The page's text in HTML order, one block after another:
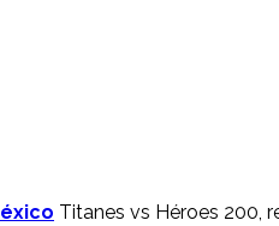
Titanes vs Héroes 200,